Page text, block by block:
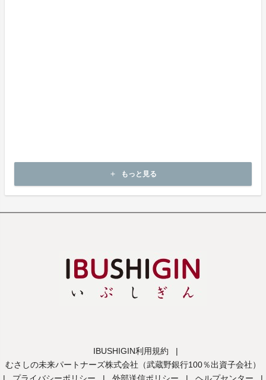
商品到着後14日以内に起案者までご連絡いただいた後、
起案者から対応方法をお客様宛にご連絡致します。
add もっと見る
IBUSHIGIN利用規約
|
むさしの未来パートナーズ株式会社（武蔵野銀行100％出資子会社）